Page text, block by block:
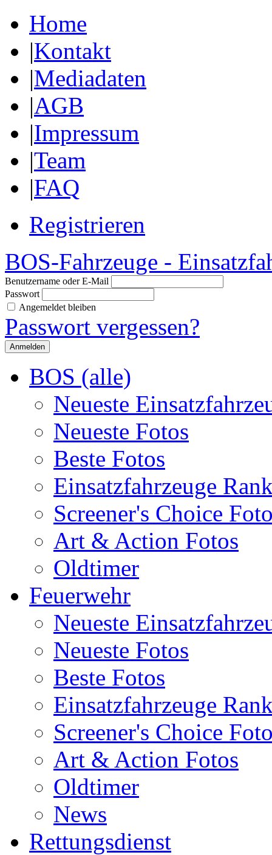
Home
|Kontakt
|Mediadaten
|AGB
|Impressum
|Team
|FAQ
Registrieren
BOS-Fahrzeuge -
Benutzername oder E-Mail
Passwort
Angemeldet bleiben
Passwort vergessen?
BOS (alle)
Neueste
Neueste Fotos
Beste Fotos
Einsatzfahrzeuge
Screener's Choice
Art & Action Fotos
Oldtimer
Feuerwehr
Neueste
Neueste Fotos
Beste Fotos
Einsatzfahrzeuge
Screener's Choice
Art & Action Fotos
Oldtimer
News
Rettungsdienst